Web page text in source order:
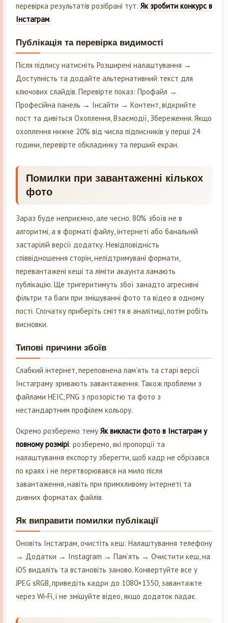
перевірка результатів розібрані тут: Як зробити конкурс в
Інстаграм.
Публікація та перевірка видимості
Після підпису натисніть Розширені налаштування →
Доступність та додайте альтернативний текст для
ключових слайдів. Перевірте показ: Профайл →
Професійна панель → Інсайти → Контент, відкрийте
пост та дивіться Охоплення, Взаємодії, Збереження. Якщо
охоплення нижче 20% від числа підписників у перші 24
години, перевірте обкладинку та перший екран.
Помилки при завантаженні кількох
фото
Зараз буде неприємно, але чесно. 80% збоїв не в
алгоритмі, а в форматі файлу, інтернеті або банальній
застарілій версії додатку. Невідповідність
співвідношення сторін, непідтримувані формати,
перевантажені кеші та ліміти акаунта ламають
публікацію. Ще тригеритимуть збої занадто агресивні
фільтри та баги при змішуванні фото та відео в одному
пості. Спочатку приберіть сміття в аналітиці, потім робіть
висновки.
Типові причини збоїв
Слабкий інтернет, переповнена пам’ять та старі версії
Інстаграму зривають завантаження. Також проблеми з
файлами HEIC, PNG з прозорістю та фото з
нестандартним профілем кольору.
Окремо розберемо тему Як викласти фото в Інстаграм у
повному розмірі: розберемо, які пропорції та
налаштування експорту зберегти, щоб кадр не обрізався
по краях і не перетворювався на мило після
завантаження, навіть при примхливому інтернеті та
дивних форматах файлів.
Як виправити помилки публікації
Оновіть Інстаграм, очистіть кеш: Налаштування телефону
→ Додатки → Instagram → Пам’ять → Очистити кеш, на
iOS видаліть та встановіть заново. Конвертуйте все у
JPEG sRGB, приведіть кадри до 1080×1350, завантажте
через Wi‑Fi, і не змішуйте відео, якщо додаток падає.